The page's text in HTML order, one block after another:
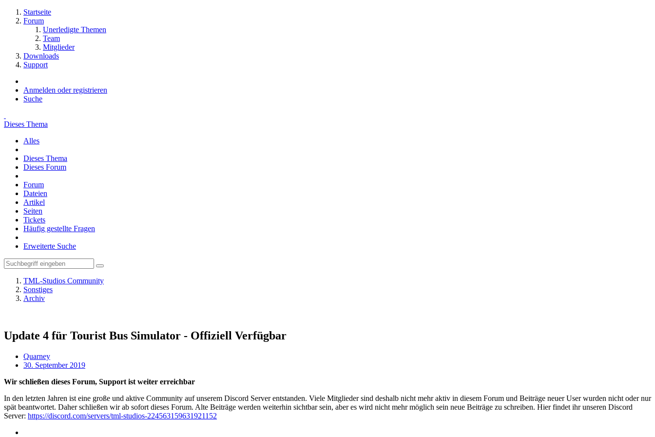
Startseite
Forum
Unerledigte Themen
Team
Mitglieder
Downloads
Support
Anmelden oder registrieren
Suche
Dieses Thema
Alles
Dieses Thema
Dieses Forum
Forum
Dateien
Artikel
Seiten
Tickets
Häufig gestellte Fragen
Erweiterte Suche
TML-Studios Community
Sonstiges
Archiv
Update 4 für Tourist Bus Simulator - Offiziell Verfügbar
Quarney
30. September 2019
Wir schließen dieses Forum, Support ist weiter erreichbar
In den letzten Jahren ist eine große und aktive Community auf unserem Discord Server entstanden. Viele Mitglieder sind deshalb nicht mehr aktiv in diesem Forum und Beiträge neuer User wurden nicht oder nur
spät beantwortet. Daher schließen wir ab sofort dieses Forum. Alte Beiträge werden weiterhin sichtbar sein, aber es wird nicht mehr möglich sein neue Beiträge zu schreiben. Hier findet ihr unseren Discord
Server: https://discord.com/servers/tml-studios-224563159631921152